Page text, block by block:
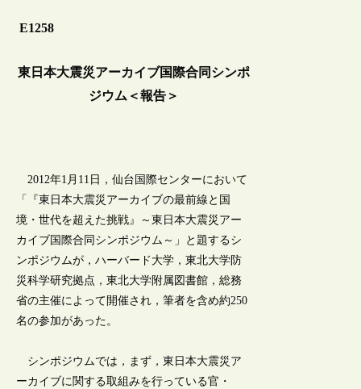
E1258
東日本大震災アーカイブ国際合同シンポ
ジウム＜報告＞
2012年1月11日，仙台国際センターにおいて
「『東日本大震災アーカイブの最前線と国
境・世代を超えた挑戦』～東日本大震災アー
カイブ国際合同シンポジウム～」と題するシ
ンポジウムが，ハーバード大学，東北大学防
災科学研究拠点，東北大学附属図書館，総務
省の主催によって開催され，筆者を含め約250
名の参加があった。
シンポジウムでは，まず，東日本大震災ア
ーカイブに関する取組みを行っている官・